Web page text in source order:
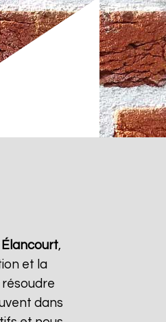
Élancourt,
et la
dans